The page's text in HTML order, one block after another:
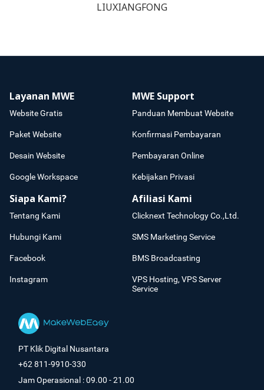
LIUXIANGFONG
Layanan MWE
Website Gratis
Paket Website
Desain Website
Google Workspace
MWE Support
Panduan Membuat Website
Konfirmasi Pembayaran
Pembayaran Online
Kebijakan Privasi
Siapa Kami?
Tentang Kami
Hubungi Kami
Facebook
Instagram
Afiliasi Kami
Clicknext Technology Co.,Ltd.
SMS Marketing Service
BMS Broadcasting
VPS Hosting, VPS Server
Service
PT Klik Digital Nusantara
+62 811-9910-330
Jam Operasional : 09.00 - 21.00